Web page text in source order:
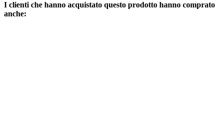
I clienti che hanno acquistato questo prodotto hanno comprato
anche: